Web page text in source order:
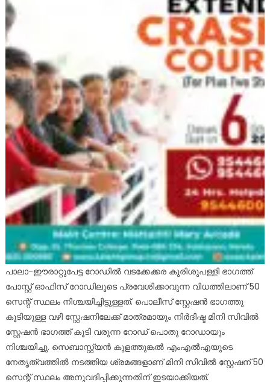
പാലാ-ഈരാറ്റുപേട്ട റോഡിൽ വടക്കേക്കര കുരിശുപള്ളി ഭാഗത്ത്
പോസ്റ്റ് ഓഫിസ് റോഡിലൂടെ പ്രവേശിക്കാവുന്ന വിധത്തിലാണ് 50
സെന്റ് സ്ഥലം നിശ്ചയിച്ചിട്ടുള്ളത്. പൊലീസ് സ്റ്റേഷൻ ഭാഗത്തു
കൂടിയുള്ള വഴി സ്റ്റേഷനിലേക്ക് മാത്രമായും നിർദിഷ്ട മിനി സിവിൽ
സ്റ്റേഷൻ ഭാഗത്ത് കൂടി വരുന്ന റോഡ് പൊതു റോഡായും
നിശ്ചയിച്ചു. സെബാസ്റ്റ്യൻ കുളത്തുങ്കൽ എംഎൽഎയുടെ
നേതൃത്വത്തിൽ നടത്തിയ ശ്രമങ്ങളാണ് മിനി സിവിൽ സ്റ്റേഷന് 50
സെന്റ് സ്ഥലം അനുവദിപ്പിക്കുന്നതിന് ഇടയാക്കിയത്.